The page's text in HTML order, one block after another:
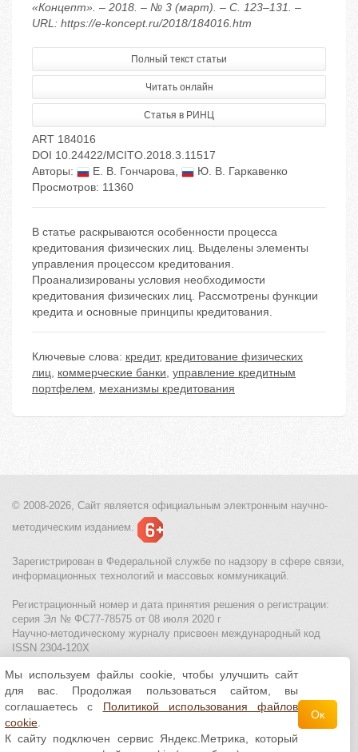
«Концепт». – 2018. – № 3 (март). – С. 123–131. –
URL: https://e-koncept.ru/2018/184016.htm
Полный текст статьи
Читать онлайн
Статья в РИНЦ
ART 184016
DOI 10.24422/MCITO.2018.3.11517
Авторы:
Е. В. Гончарова,
Ю. В. Гаркавенко
Просмотров: 11360
В статье раскрываются особенности процесса
кредитования физических лиц. Выделены элементы
управления процессом кредитования.
Проанализированы условия необходимости
кредитования физических лиц. Рассмотрены функции
кредита и основные принципы кредитования.
Ключевые слова: кредит, кредитование физических
лиц, коммерческие банки, управление кредитным
портфелем, механизмы кредитования
© 2008-2026, Сайт является официальным электронным научно-
методическим изданием.
Зарегистрирован в Федеральной службе по надзору в сфере связи,
информационных технологий и массовых коммуникаций.
Регистрационный номер и дата принятия решения о регистрации:
серия Эл № ФС77-78575 от 08 июля 2020 г
Научно-методическому журналу присвоен международный код
ISSN 2304-120X
МЦИТО|Школьные олимпиады и онлайн конкурсы для детей
Политика использования файлов cookie| Политика обработки и
защиты персональных данных
Все материалы доступны полицензии Creative
Commons С указанием авторства 4.0 Всемирная
Мы используем файлы cookie, чтобы улучшить сайт
для вас. Продолжая пользоваться сайтом, вы
соглашаетесь с Политикой использования файлов
cookie
К сайту подключен сервис Яндекс.Метрика, который
Ок